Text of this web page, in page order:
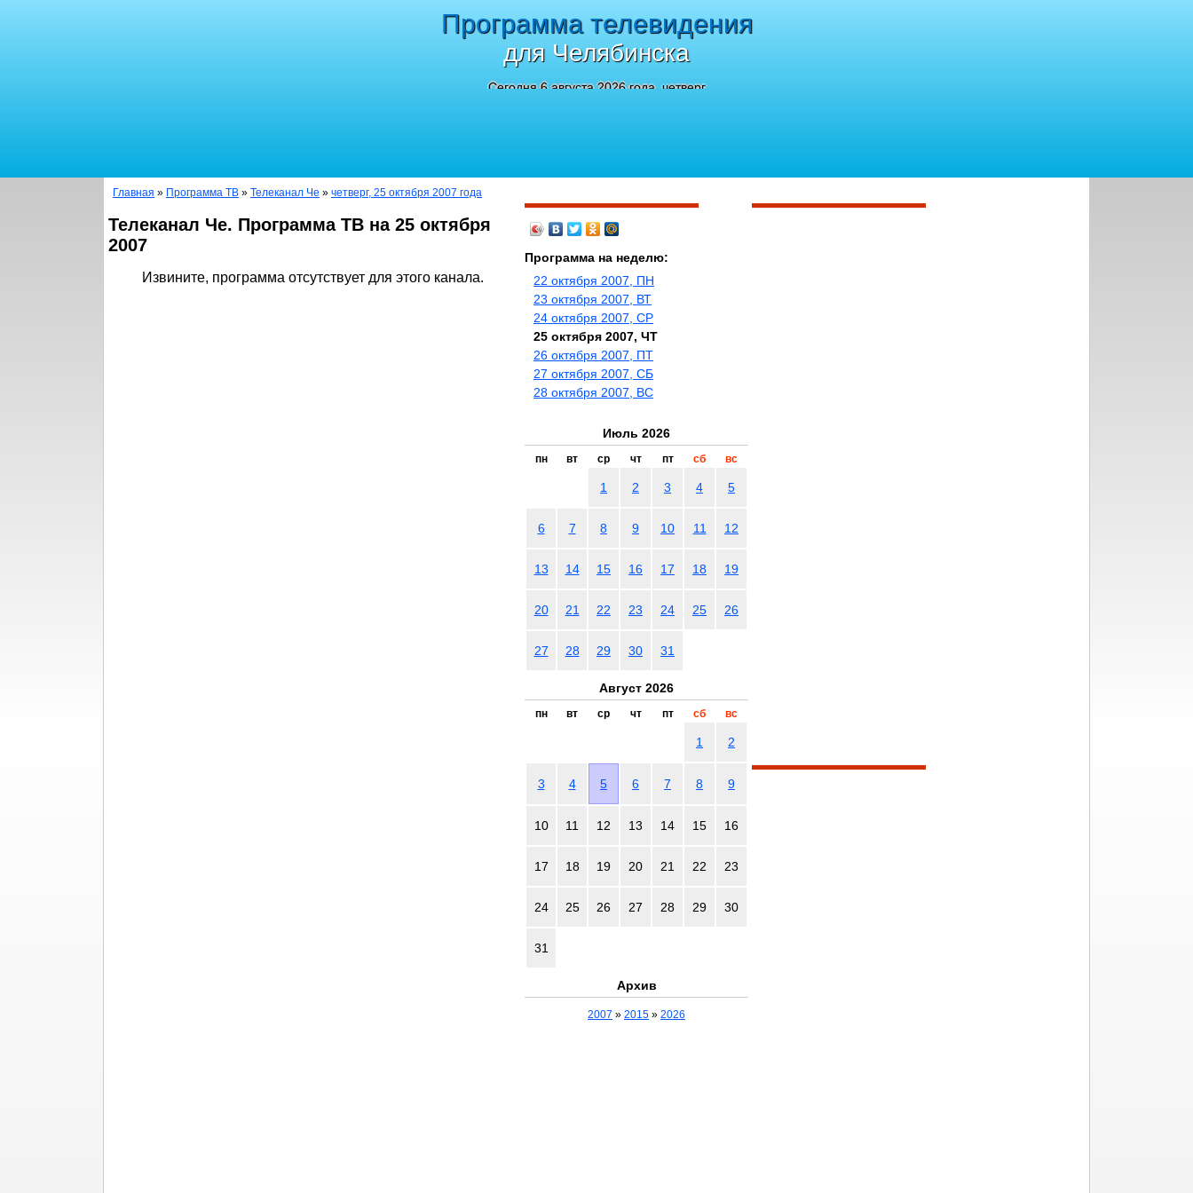
Программа телевидения
для Челябинска
Сегодня 6 августа 2026 года, четверг
Главная » Программа ТВ » Телеканал Че » четверг, 25 октября 2007 года
Телеканал Че. Программа ТВ на 25 октября
2007
Извините, программа отсутствует для этого канала.
Программа на неделю:
22 октября 2007, ПН
23 октября 2007, ВТ
24 октября 2007, СР
25 октября 2007, ЧТ
26 октября 2007, ПТ
27 октября 2007, СБ
28 октября 2007, ВС
Июль 2026
пн вт ср чт пт сб вс
1 2 3 4 5
6 7 8 9 10 11 12
13 14 15 16 17 18 19
20 21 22 23 24 25 26
27 28 29 30 31
Август 2026
пн вт ср чт пт сб вс
1 2
3 4 5 6 7 8 9
10 11 12 13 14 15 16
17 18 19 20 21 22 23
24 25 26 27 28 29 30
31
Архив
2007 » 2015 » 2026